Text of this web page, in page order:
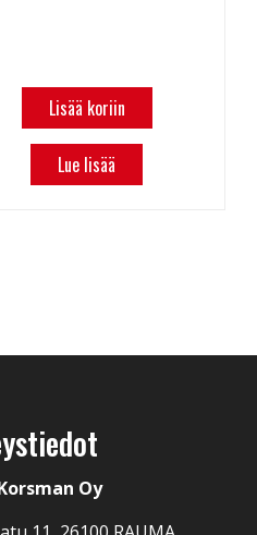
Lisää koriin
Lue lisää
Oy